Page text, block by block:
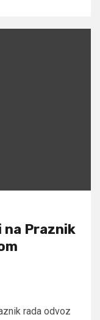
na Praznik
rada odvoz